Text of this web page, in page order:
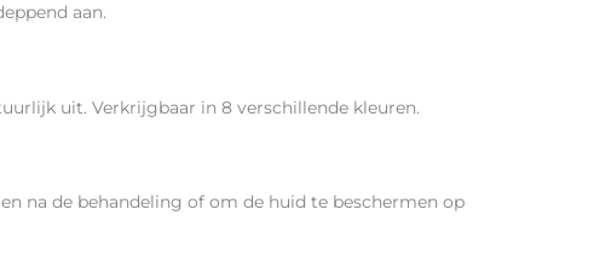
aan.
uit. Verkrijgbaar in 8 verschillende kleuren.
na de behandeling of om de huid te beschermen op